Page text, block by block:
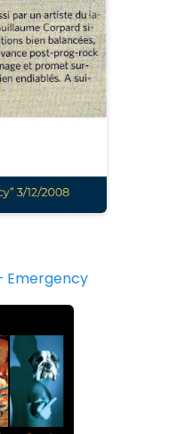
Emergency